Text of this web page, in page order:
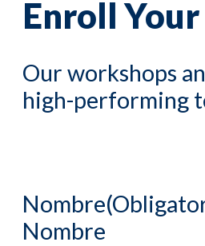
Enroll Your
Our workshops
high-performing
Nombre
Nombre